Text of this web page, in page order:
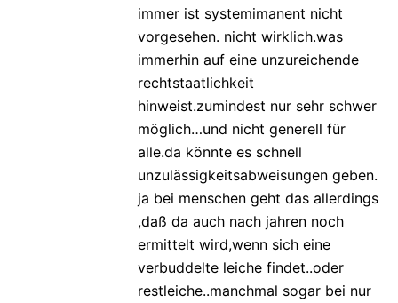
immer ist systemimanent nicht
vorgesehen. nicht wirklich.was
immerhin auf eine unzureichende
rechtstaatlichkeit
hinweist.zumindest nur sehr schwer
möglich…und nicht generell für
alle.da könnte es schnell
unzulässigkeitsabweisungen geben.
ja bei menschen geht das allerdings
,daß da auch nach jahren noch
ermittelt wird,wenn sich eine
verbuddelte leiche findet..oder
restleiche..manchmal sogar bei nur